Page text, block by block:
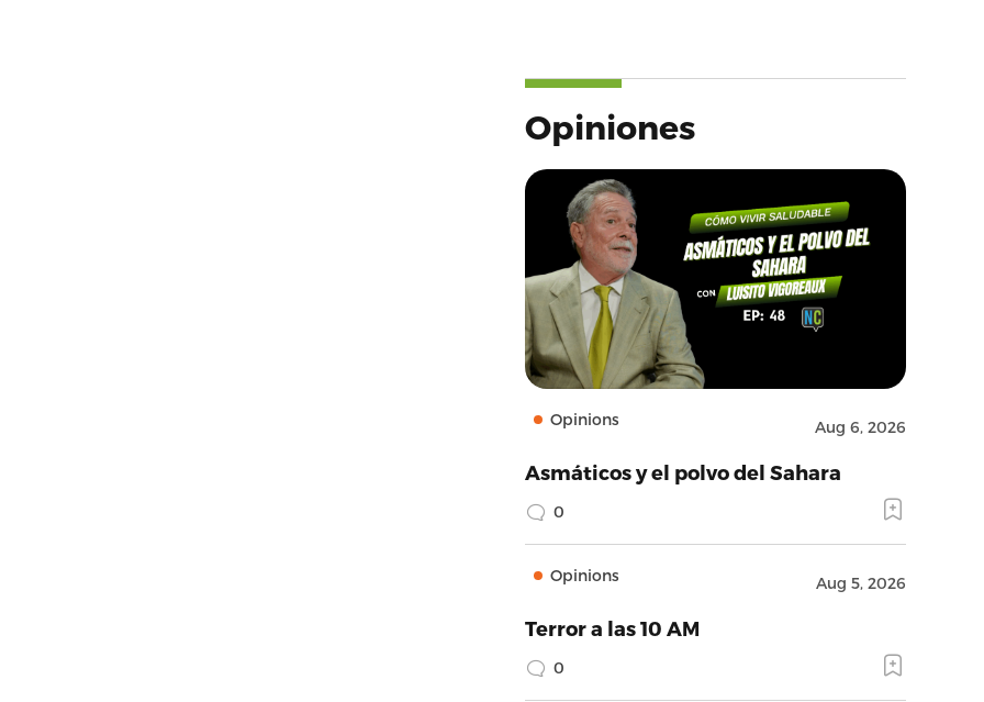
Opiniones
Opinions Aug 6, 2026
Asmáticos y el polvo del Sahara
0
Opinions Aug 5, 2026
Terror a las 10 AM
0